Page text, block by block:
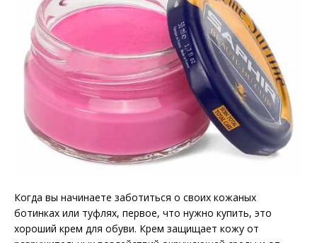
Когда вы начинаете заботиться о своих кожаных
ботинках или туфлях, первое, что нужно купить, это
хороший крем для обуви. Крем защищает кожу от